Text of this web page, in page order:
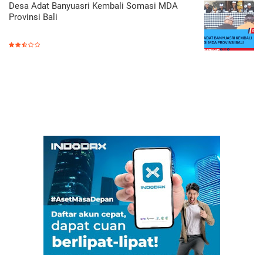
Desa Adat Banyuasri Kembali Somasi MDA
Provinsi Bali